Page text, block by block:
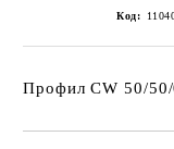
Код:
Профил CW 50/